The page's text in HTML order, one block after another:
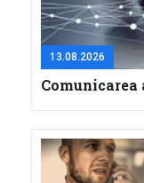
13.08.2026